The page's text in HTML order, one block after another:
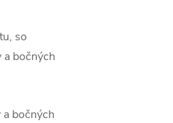
so
a bočných
bočných